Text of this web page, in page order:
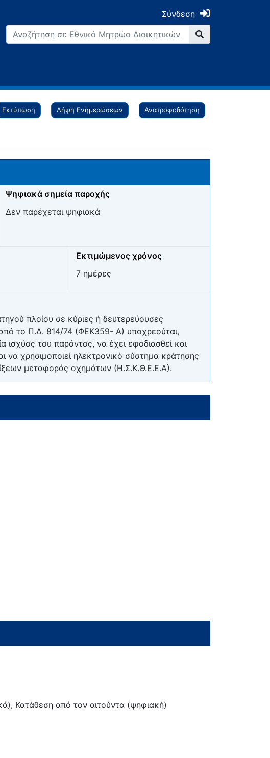
Σύνδεση
Εκτύπωση Λήψη Ενημερώσεων Ανατροφοδότηση
Ψηφιακά σημεία παροχής
Δεν παρέχεται ψηφιακά
Εκτιμώμενος χρόνος
7 ημέρες
πλοίου σε κύριες ή δευτερεύουσες
το Π.Δ. 814/74 (ΦΕΚ359- Α) υποχρεούται,
ισχύος του παρόντος, να έχει εφοδιασθεί και
να χρησιμοποιεί ηλεκτρονικό σύστημα κράτησης
μεταφοράς οχημάτων (Η.Σ.Κ.Θ.Ε.Ε.Α).
Κατάθεση από τον αιτούντα (ψηφιακή)